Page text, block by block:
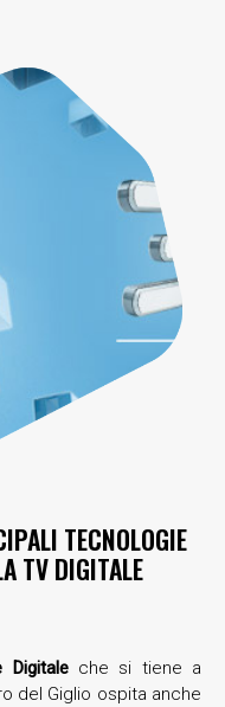
TECNOLOGIE
TV DIGITALE
Digitaleche si tiene a
del Giglio ospita anche